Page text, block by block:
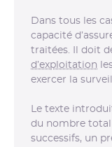
Dans tous les
capacité
traitées. Il doit
d’exploitation
exercer la
Le texte
du nombre total
successifs, un